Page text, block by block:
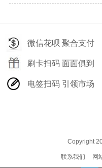
微信花呗 聚合支付
刷卡扫码 面面俱到
电签扫码 引领市场
Copyright
联系我们 网